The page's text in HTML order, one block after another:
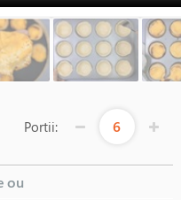
Portii: 6
ou